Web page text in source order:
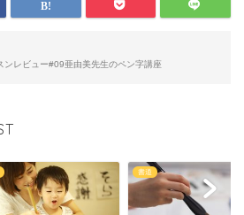
ンレビュー#09亜由美先生のペン字講座
書道